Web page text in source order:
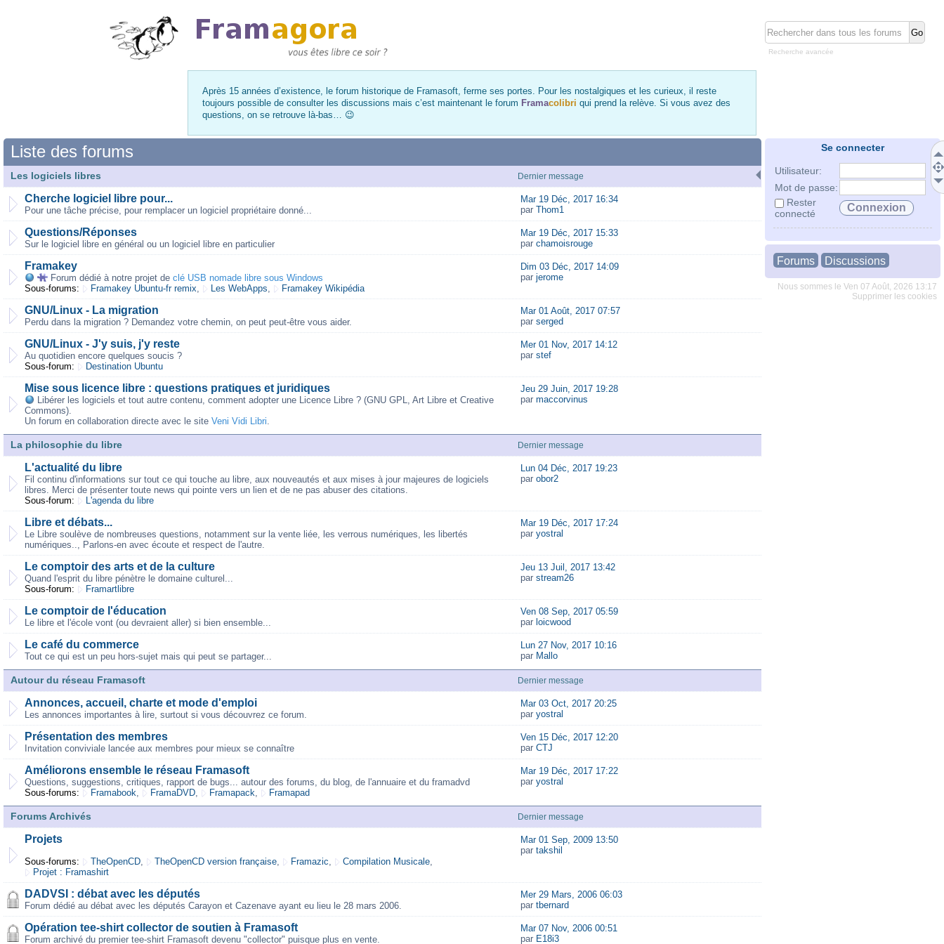
Recherche avancée
Après 15 années d’existence, le forum historique de Framasoft, ferme ses portes. Pour les nostalgiques et les curieux, il reste
toujours possible de consulter les discussions mais c’est maintenant le forum Framacolibri qui prend la relève. Si vous avez des
questions, on se retrouve là-bas… 😉
Se connecter
Utilisateur:
Mot de passe:
Rester
connecté
Forums Discussions
Nous sommes le Ven 07 Août, 2026 13:17
Supprimer les cookies
Liste des forums
Les logiciels libres Dernier message
Cherche logiciel libre pour...
Pour une tâche précise, pour remplacer un logiciel propriétaire donné...
Mar 19 Déc, 2017 16:34
par Thom1
Questions/Réponses
Sur le logiciel libre en général ou un logiciel libre en particulier
Mar 19 Déc, 2017 15:33
par chamoisrouge
Framakey
Forum dédié à notre projet de clé USB nomade libre sous Windows
Sous-forums:
Framakey Ubuntu-fr remix, Les WebApps, Framakey Wikipédia
Dim 03 Déc, 2017 14:09
par jerome
GNU/Linux - La migration
Perdu dans la migration ? Demandez votre chemin, on peut peut-être vous aider.
Mar 01 Août, 2017 07:57
par serged
GNU/Linux - J'y suis, j'y reste
Au quotidien encore quelques soucis ?
Sous-forum:
Destination Ubuntu
Mer 01 Nov, 2017 14:12
par stef
Mise sous licence libre : questions pratiques et juridiques
Libérer les logiciels et tout autre contenu, comment adopter une Licence Libre ? (GNU GPL, Art Libre et Creative
Commons).
Un forum en collaboration directe avec le site Veni Vidi Libri.
Jeu 29 Juin, 2017 19:28
par maccorvinus
La philosophie du libre Dernier message
L'actualité du libre
Fil continu d'informations sur tout ce qui touche au libre, aux nouveautés et aux mises à jour majeures de logiciels
libres. Merci de présenter toute news qui pointe vers un lien et de ne pas abuser des citations.
Sous-forum:
L'agenda du libre
Lun 04 Déc, 2017 19:23
par obor2
Libre et débats...
Le Libre soulève de nombreuses questions, notamment sur la vente liée, les verrous numériques, les libertés
numériques.., Parlons-en avec écoute et respect de l'autre.
Mar 19 Déc, 2017 17:24
par yostral
Le comptoir des arts et de la culture
Quand l'esprit du libre pénètre le domaine culturel...
Sous-forum:
Framartlibre
Jeu 13 Juil, 2017 13:42
par stream26
Le comptoir de l'éducation
Le libre et l'école vont (ou devraient aller) si bien ensemble...
Ven 08 Sep, 2017 05:59
par loicwood
Le café du commerce
Tout ce qui est un peu hors-sujet mais qui peut se partager...
Lun 27 Nov, 2017 10:16
par Mallo
Autour du réseau Framasoft Dernier message
Annonces, accueil, charte et mode d'emploi
Les annonces importantes à lire, surtout si vous découvrez ce forum.
Mar 03 Oct, 2017 20:25
par yostral
Présentation des membres
Invitation conviviale lancée aux membres pour mieux se connaître
Ven 15 Déc, 2017 12:20
par CTJ
Améliorons ensemble le réseau Framasoft
Questions, suggestions, critiques, rapport de bugs... autour des forums, du blog, de l'annuaire et du framadvd
Sous-forums:
Framabook, FramaDVD, Framapack, Framapad
Mar 19 Déc, 2017 17:22
par yostral
Forums Archivés Dernier message
Projets
Sous-forums: TheOpenCD, TheOpenCD version française, Framazic, Compilation Musicale,
Projet : Framashirt
Mar 01 Sep, 2009 13:50
par takshil
DADVSI : débat avec les députés
Forum dédié au débat avec les députés Carayon et Cazenave ayant eu lieu le 28 mars 2006.
Mer 29 Mars, 2006 06:03
par tbernard
Opération tee-shirt collector de soutien à Framasoft
Forum archivé du premier tee-shirt Framasoft devenu "collector" puisque plus en vente.
Mar 07 Nov, 2006 00:51
par E18i3